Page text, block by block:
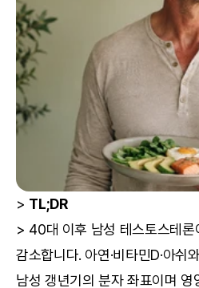
> TL;DR
> 40대 이후 남성 테스토스테론
감소합니다. 아연·비타민D·아쉬
남성 갱년기의 분자 좌표이며 영